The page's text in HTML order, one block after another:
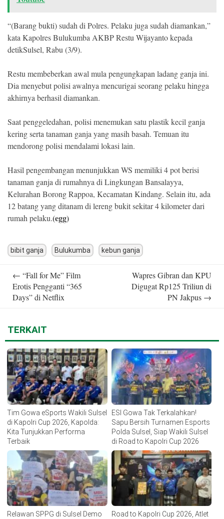
“(Barang bukti) sudah di Polres. Pelaku juga sudah diamankan,”
kata Kapolres Bulukumba AKBP Restu Wijayanto kepada
detikSulsel, Rabu (3/9).
Restu membeberkan awal mula pengungkapan ladang ganja ini.
Dia menyebut polisi awalnya mencurigai seorang pelaku hingga
akhirnya berhasil diamankan.
Saat penggeledahan, polisi menemukan satu plastik kecil ganja
kering serta tanaman ganja yang masih basah. Temuan itu
mendorong polisi mendalami lokasi lain.
Hasil pengembangan menunjukkan WS memiliki 4 pot berisi
tanaman ganja di rumahnya di Lingkungan Bansalayya,
Kelurahan Borong Rappoa, Kecamatan Kindang. Selain itu, ada
12 batang yang ditanam di lereng bukit sekitar 4 kilometer dari
rumah pelaku.(egg)
bibit ganja Bulukumba kebun ganja
navigation
← “Fall for Me” Film
Erotis Pengganti “365
Days” di Netflix
Wapres Gibran dan KPU
Digugat Rp125 Triliun di
PN Jakpus →
TERKAIT
Tim Gowa eSports Wakili Sulsel
di Kapolri Cup 2026, Kapolda:
Kita Tunjukkan Performa
Terbaik
ESI Gowa Tak Terkalahkan!
Sapu Bersih Turnamen Esports
Polda Sulsel, Siap Wakili Sulsel
di Road to Kapolri Cup 2026
Relawan SPPG di Sulsel Demo
Road to Kapolri Cup 2026, Atlet